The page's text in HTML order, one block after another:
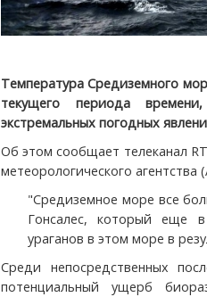
Температура Средиземного
текущего периода
экстремальных погодных
Об этом сообщает телеканал
метеорологического агентства
"Средиземное море все
Гонсалес, который еще
ураганов в этом море в
Среди непосредственных
потенциальный ущерб